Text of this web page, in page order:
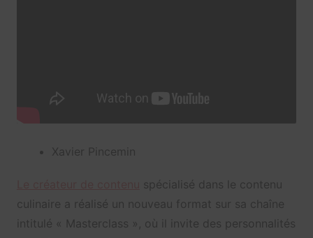
Xavier Pincemin
spécialisé dans le contenu
culinaire a réalisé un nouveau format sur sa chaîne
intitulé « Masterclass », où il invite des personnalités